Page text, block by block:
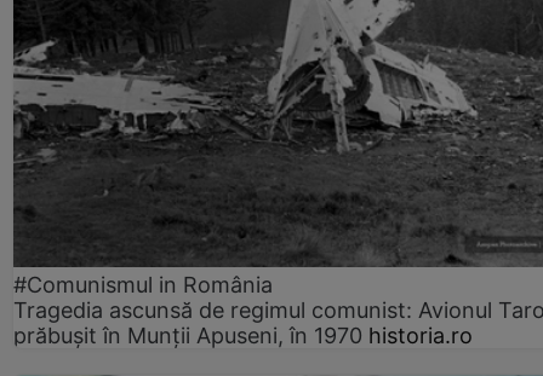
#Comunismul in România
Tragedia ascunsă de regimul comunist: Avionul
prăbușit în Munții Apuseni, în 1970 historia.ro